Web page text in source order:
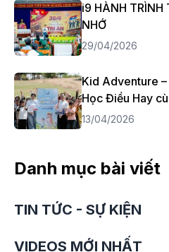
i9 HÀNH TRÌNH
NHỚ
29/04/2026
Kid Adventure
Học Điều Hay
13/04/2026
Danh mục bài viết
TIN TỨC - SỰ KIỆN
VIDEOS MỚI NHẤT